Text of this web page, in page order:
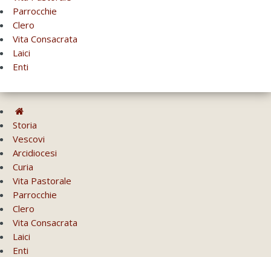
Parrocchie
Clero
Vita Consacrata
Laici
Enti
Storia
Vescovi
Arcidiocesi
Curia
Vita Pastorale
Parrocchie
Clero
Vita Consacrata
Laici
Enti